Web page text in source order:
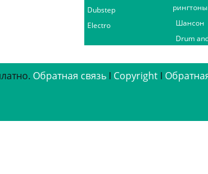
Dubstep
Electro
рингтоны
Шансон
Drum
Обратная связь ǀ Copyright ǀ